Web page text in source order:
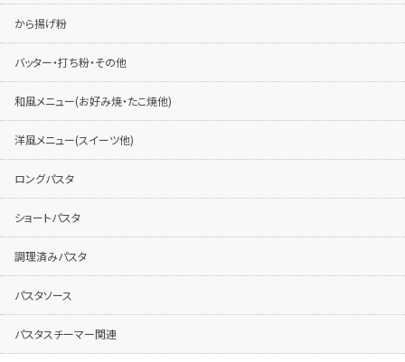
から揚げ粉
バッター・打ち粉・その他
和風メニュー(お好み焼・たこ焼他)
洋風メニュー(スイーツ他)
ロングパスタ
ショートパスタ
調理済みパスタ
パスタソース
パスタスチーマー関連